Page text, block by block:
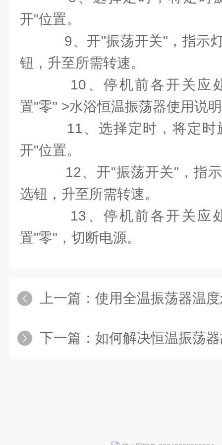
开"位置。
9、开"振荡开关"，指示
钮，升至所需转速。
10、停机前各开关应
置"零" >水浴恒温振荡器使用说
11、选择定时，将定时
开"位置。
12、开"振荡开关"，指
选钮，升至所需转速。
13、停机前各开关应
置"零"，切断电源。
上一篇： 使用全温振荡器温
下一篇： 如何解决恒温振荡器